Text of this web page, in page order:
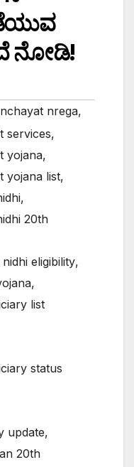
ನೋಡಿ!
nrega,
services,
yojana,
yojana list,
,
20th
eligibility,
,
list
status
update,
20th